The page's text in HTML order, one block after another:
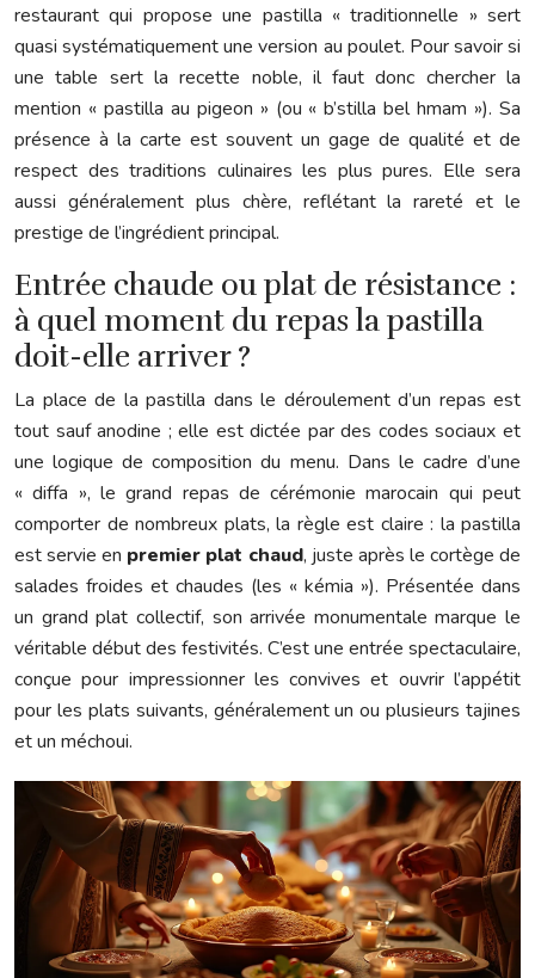
restaurant qui propose une pastilla « traditionnelle » sert
quasi systématiquement une version au poulet. Pour savoir si
une table sert la recette noble, il faut donc chercher la
mention « pastilla au pigeon » (ou « b’stilla bel hmam »). Sa
présence à la carte est souvent un gage de qualité et de
respect des traditions culinaires les plus pures. Elle sera
aussi généralement plus chère, reflétant la rareté et le
prestige de l’ingrédient principal.
Entrée chaude ou plat de résistance :
à quel moment du repas la pastilla
doit-elle arriver ?
La place de la pastilla dans le déroulement d’un repas est
tout sauf anodine ; elle est dictée par des codes sociaux et
une logique de composition du menu. Dans le cadre d’une
« diffa », le grand repas de cérémonie marocain qui peut
comporter de nombreux plats, la règle est claire : la pastilla
est servie en premier plat chaud, juste après le cortège de
salades froides et chaudes (les « kémia »). Présentée dans
un grand plat collectif, son arrivée monumentale marque le
véritable début des festivités. C’est une entrée spectaculaire,
conçue pour impressionner les convives et ouvrir l’appétit
pour les plats suivants, généralement un ou plusieurs tajines
et un méchoui.